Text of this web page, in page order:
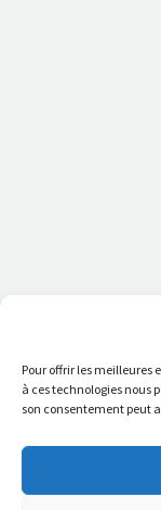
Pour offrir les meilleures
à ces technologies nous
son consentement peut